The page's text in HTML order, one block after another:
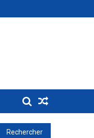
Rechercher :